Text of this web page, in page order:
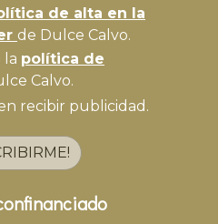
de alta en la
de Dulce Calvo.
la política de
Calvo.
recibir publicidad.